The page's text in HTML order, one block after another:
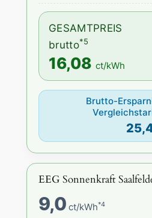
GESAMTPREIS
brutto*5
16,08ct/kWh
Brutto-
EEG Sonnenkraft
9,0 ct/kWh*4